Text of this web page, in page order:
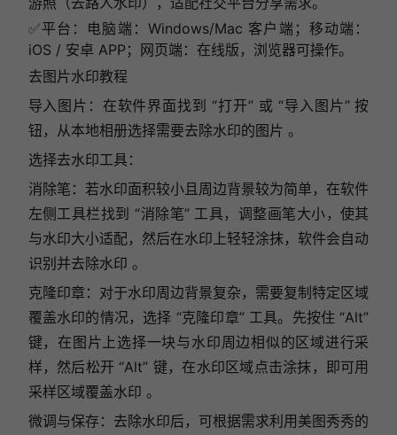
✅平台：电脑端：Windows/Mac 客户端；移动端：
iOS / 安卓 APP；网页端：在线版，浏览器可操作。
去图片水印教程
导入图片：在软件界面找到 “打开” 或 “导入图片” 按
钮，从本地相册选择需要去除水印的图片 。
选择去水印工具：
消除笔：若水印面积较小且周边背景较为简单，在软件
左侧工具栏找到 “消除笔” 工具，调整画笔大小，使其
与水印大小适配，然后在水印上轻轻涂抹，软件会自动
识别并去除水印 。
克隆印章：对于水印周边背景复杂，需要复制特定区域
覆盖水印的情况，选择 “克隆印章” 工具。先按住 “Alt”
键，在图片上选择一块与水印周边相似的区域进行采
样，然后松开 “Alt” 键，在水印区域点击涂抹，即可用
采样区域覆盖水印 。
微调与保存：去除水印后，可根据需求利用美图秀秀的